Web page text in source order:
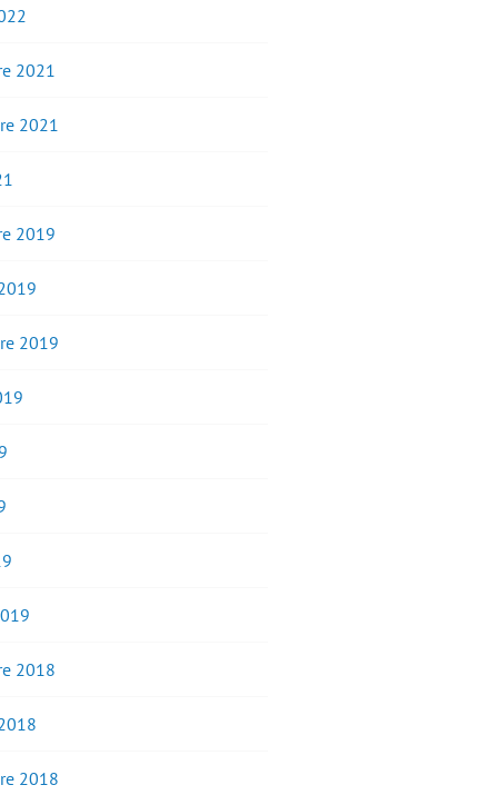
2021
2021
2019
2019
2018
2018